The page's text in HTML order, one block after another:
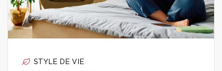
STYLE DE VIE